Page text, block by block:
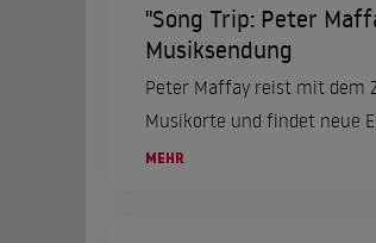
"Song Trip: Peter
Musiksendung
Peter Maffay reist mit dem
Musikorte und findet neue
MEHR